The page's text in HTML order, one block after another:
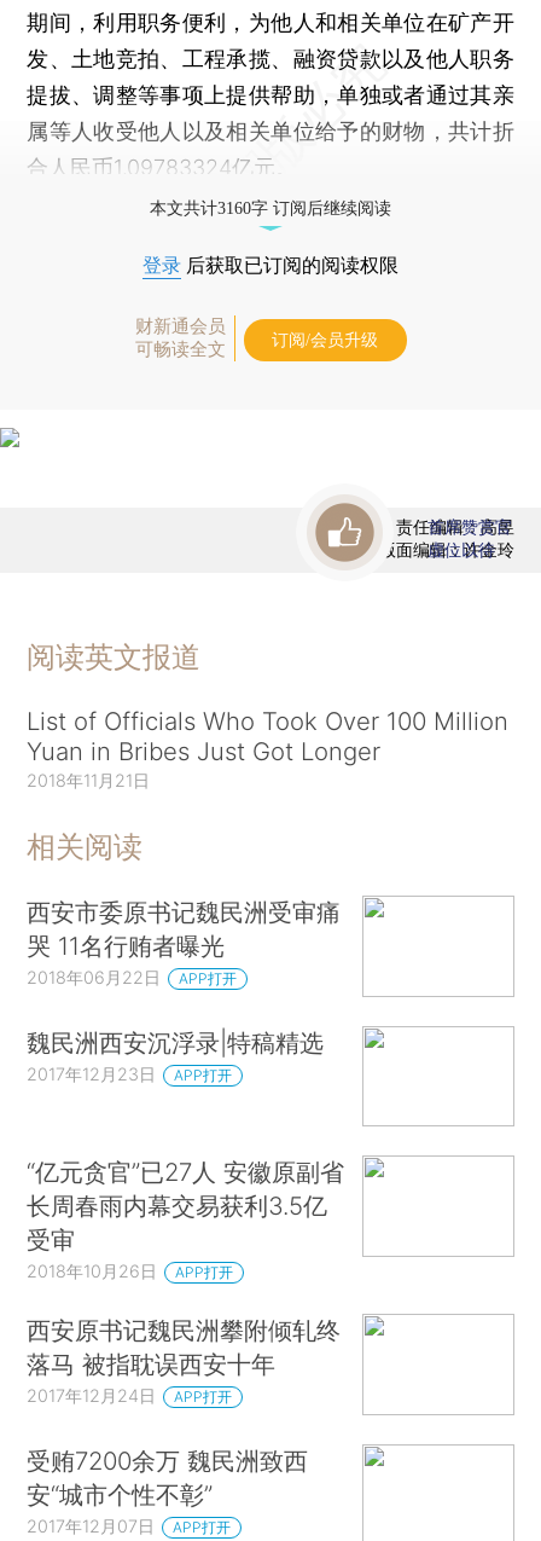
期间，利用职务便利，为他人和相关单位在矿产开
发、土地竞拍、工程承揽、融资贷款以及他人职务
提拔、调整等事项上提供帮助，单独或者通过其亲
属等人收受他人以及相关单位给予的财物，共计折
合人民币1.09783324亿元。
本文共计3160字 订阅后继续阅读
登录 后获取已订阅的阅读权限
财新通会员
可畅读全文
订阅/会员升级
责任编辑：高昱
版面编辑：许金玲
首席赞赏官
虚位以待
阅读英文报道
List of Officials Who Took Over 100 Million
Yuan in Bribes Just Got Longer
2018年11月21日
相关阅读
西安市委原书记魏民洲受审痛
哭 11名行贿者曝光
2018年06月22日 APP打开
魏民洲西安沉浮录|特稿精选
2017年12月23日 APP打开
“亿元贪官”已27人 安徽原副省
长周春雨内幕交易获利3.5亿
受审
2018年10月26日 APP打开
西安原书记魏民洲攀附倾轧终
落马 被指耽误西安十年
2017年12月24日 APP打开
受贿7200余万 魏民洲致西
安“城市个性不彰”
2017年12月07日 APP打开